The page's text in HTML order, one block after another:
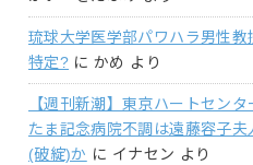
琉球大学医学部パワハラ男性教
特定? にかめ より
【週刊新潮】東京ハートセン
たま記念病院不調は遠藤容子夫
(破綻)か に イナセン より